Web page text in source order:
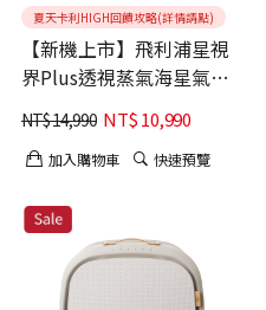
夏天卡利HIGH回饋攻略(詳情請點)
【新機上市】飛利浦星視
界Plus透視蒸氣海星氣炸
鍋7.2L(NA547)
NT$14,990 NT$10,990
加入購物車 快速預覽